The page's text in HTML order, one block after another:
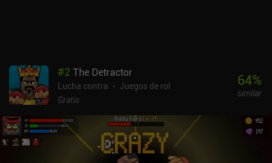
#2 The Detractor
Lucha contra
Juegos de rol
Gratis
64%
similar